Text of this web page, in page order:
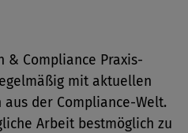
& Compliance Praxis-
mit aktuellen
der Compliance-Welt.
Arbeit bestmöglich zu